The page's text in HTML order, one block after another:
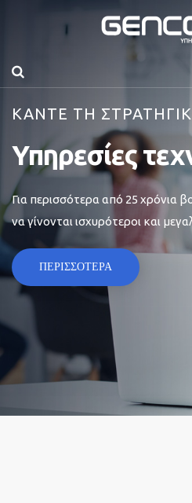
ΚΑΝΤΕ ΤΗ
Υπηρεσίες
Για περισσότερα από 25 χρόνια
να γίνονται ισχυρότεροι και
ΠΕΡΙΣΣΟΤΕΡΑ